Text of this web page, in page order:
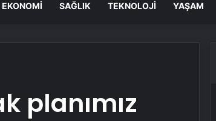
EKONOMI SAĞLIK TEKNOLOJI YAŞAM
planımız